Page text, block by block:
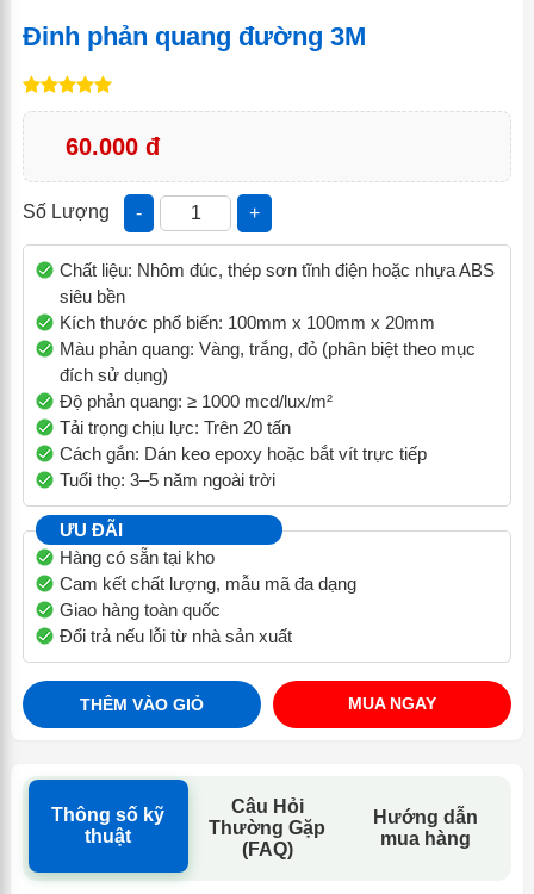
Đinh phản quang đường 3M
60.000 đ
Số Lượng - +
Chất liệu: Nhôm đúc, thép sơn tĩnh điện hoặc nhựa ABS
siêu bền
Kích thước phổ biến: 100mm x 100mm x 20mm
Màu phản quang: Vàng, trắng, đỏ (phân biệt theo mục
đích sử dụng)
Độ phản quang: ≥ 1000 mcd/lux/m²
Tải trọng chịu lực: Trên 20 tấn
Cách gắn: Dán keo epoxy hoặc bắt vít trực tiếp
Tuổi thọ: 3–5 năm ngoài trời
ƯU ĐÃI
Hàng có sẵn tại kho
Cam kết chất lượng, mẫu mã đa dạng
Giao hàng toàn quốc
Đổi trả nếu lỗi từ nhà sản xuất
THÊM VÀO GIỎ MUA NGAY
Thông số kỹ
thuật
Câu Hỏi
Thường Gặp
(FAQ)
Hướng dẫn
mua hàng